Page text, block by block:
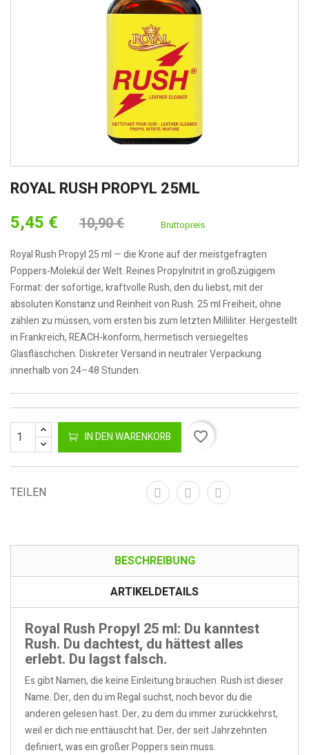
ROYAL RUSH PROPYL 25ML
5,45 € 10,90 € Bruttopreis
Royal Rush Propyl 25 ml — die Krone auf der meistgefragten
Poppers-Molekül der Welt. Reines Propylnitrit in großzügigem
Format: der sofortige, kraftvolle Rush, den du liebst, mit der
absoluten Konstanz und Reinheit von Rush. 25 ml Freiheit, ohne
zählen zu müssen, vom ersten bis zum letzten Milliliter. Hergestellt
in Frankreich, REACH-konform, hermetisch versiegeltes
Glasfläschchen. Diskreter Versand in neutraler Verpackung
innerhalb von 24–48 Stunden.
IN DEN WARENKORB favorite_border
TEILEN
BESCHREIBUNG
ARTIKELDETAILS
Royal Rush Propyl 25 ml: Du kanntest
Rush. Du dachtest, du hättest alles
erlebt. Du lagst falsch.
Es gibt Namen, die keine Einleitung brauchen. Rush ist dieser
Name. Der, den du im Regal suchst, noch bevor du die
anderen gelesen hast. Der, zu dem du immer zurückkehrst,
weil er dich nie enttäuscht hat. Der, der seit Jahrzehnten
definiert, was ein großer Poppers sein muss.